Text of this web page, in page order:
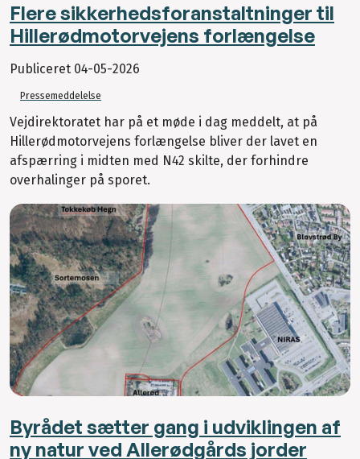
Flere sikkerhedsforanstaltninger til
Hillerødmotorvejens forlængelse
Publiceret 04-05-2026
Pressemeddelelse
Vejdirektoratet har på et møde i dag meddelt, at på
Hillerødmotorvejens forlængelse bliver der lavet en
afspærring i midten med N42 skilte, der forhindre
overhalinger på sporet.
Byrådet sætter gang i udviklingen af
ny natur ved Allerødgårds jorder